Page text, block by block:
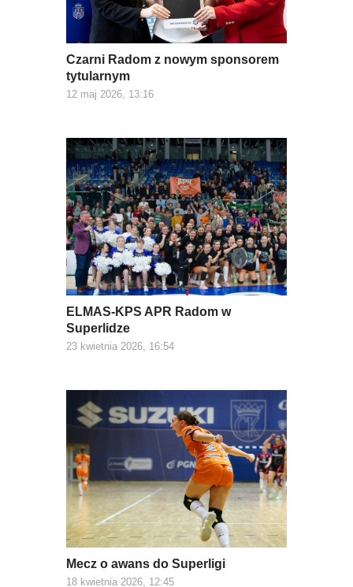
Czarni Radom z nowym sponsorem
tytularnym
12 maj 2026, 13:16
ELMAS-KPS APR Radom w
Superlidze
23 kwietnia 2026, 16:54
Mecz o awans do Superligi
18 kwietnia 2026, 12:45